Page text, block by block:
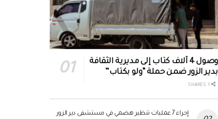
وصول 4 آلاف كتاب إلى مديرية الثقافة
بدير الزور ضمن حملة “ولو بكتاب”
إجراء 7 عمليات تنظير هضمي في مستشفى دير الزور